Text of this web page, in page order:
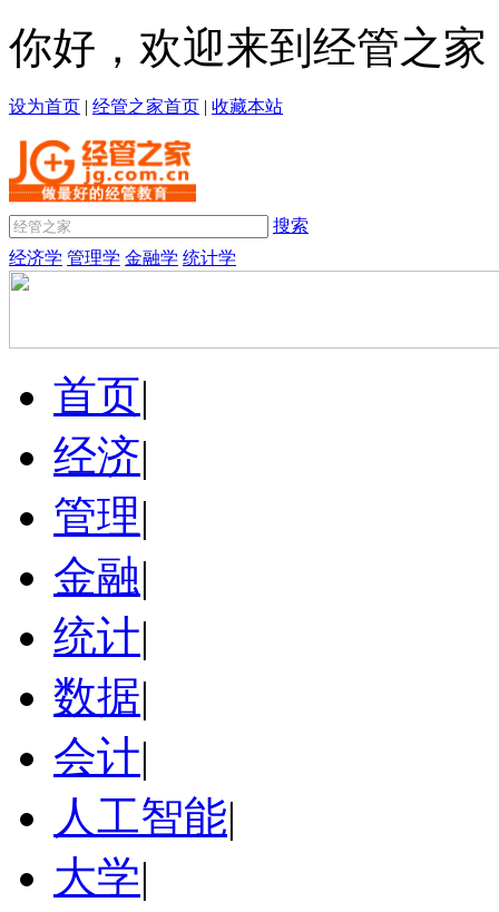
你好，欢迎来到经管之家
设为首页 | 经管之家首页 | 收藏本站
搜索
经济学 管理学 金融学 统计学
首页|
经济|
管理|
金融|
统计|
数据|
会计|
人工智能|
大学|